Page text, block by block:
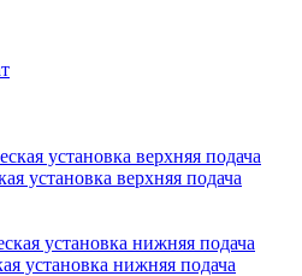
установка верхняя подача
установка нижняя подача